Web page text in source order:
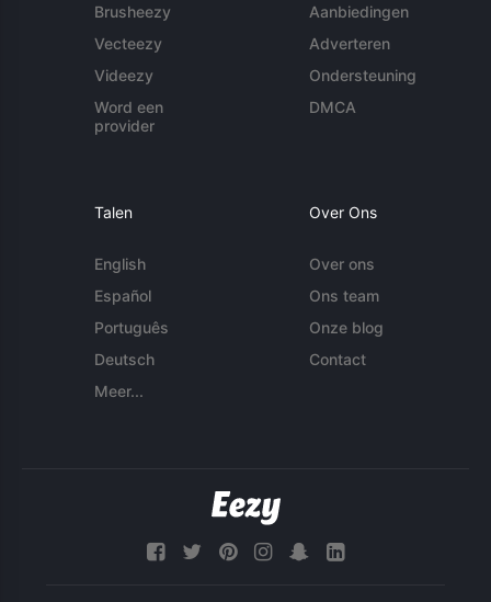
Brusheezy
Vecteezy
Videezy
Word een
provider
Aanbiedingen
Adverteren
Ondersteuning
DMCA
Talen
English
Español
Português
Deutsch
Meer...
Over Ons
Over ons
Ons team
Onze blog
Contact